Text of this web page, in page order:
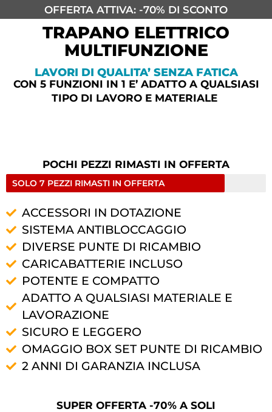
OFFERTA ATTIVA: -70% DI SCONTO
TRAPANO ELETTRICO
MULTIFUNZIONE
LAVORI DI QUALITA’ SENZA FATICA
CON 5 FUNZIONI IN 1 E’ ADATTO A QUALSIASI
TIPO DI LAVORO E MATERIALE
POCHI PEZZI RIMASTI IN OFFERTA
SOLO 7 PEZZI RIMASTI IN OFFERTA
ACCESSORI IN DOTAZIONE
SISTEMA ANTIBLOCCAGGIO
DIVERSE PUNTE DI RICAMBIO
CARICABATTERIE INCLUSO
POTENTE E COMPATTO
ADATTO A QUALSIASI MATERIALE E
LAVORAZIONE
SICURO E LEGGERO
OMAGGIO BOX SET PUNTE DI RICAMBIO
2 ANNI DI GARANZIA INCLUSA
SUPER OFFERTA -70% A SOLI